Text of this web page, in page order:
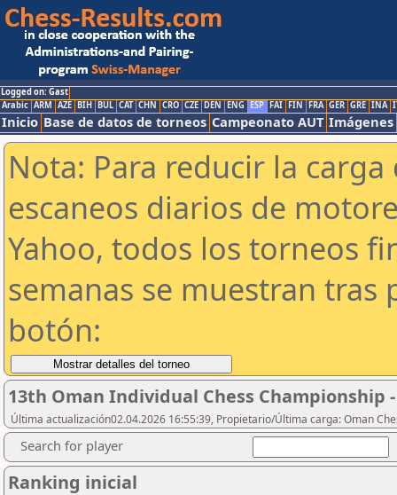
Logged on: Gast
Arabic ARM AZE BIH BUL CAT CHN CRO CZE DEN ENG ESP FAI FIN FRA GER GRE INA
Inicio Base de datos de torneos Campeonato AUT Imágenes
Nota: Para reducir la
escaneos diarios de
Yahoo, todos los torneos
semanas se muestran tras
botón:
13th Oman Individual Chess Championship -
Última actualización02.04.2026 16:55:39, Propietario/Última carga: Oman
Search for player
Ranking inicial